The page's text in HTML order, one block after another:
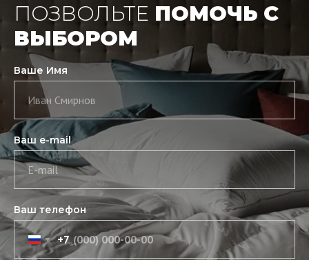
ПОЗВОЛЬТЕ ПОМОЧЬ С
ВЫБОРОМ
Ваше Имя
Иван Смирнов
Ваш e-mail
E-mail
Ваш телефон
+7